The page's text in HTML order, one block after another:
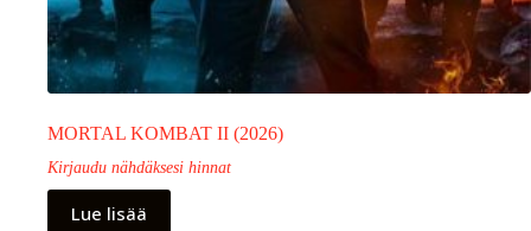
MORTAL KOMBAT II (2026)
Kirjaudu nähdäksesi hinnat
Lue lisää